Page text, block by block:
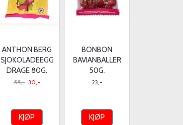
ANTHON BERG
SJOKOLADEEGG
DRAGE 80G.
55,- 30,-
KJØP
BONBON
BAVIANBALLER
50G.
23,-
KJØP